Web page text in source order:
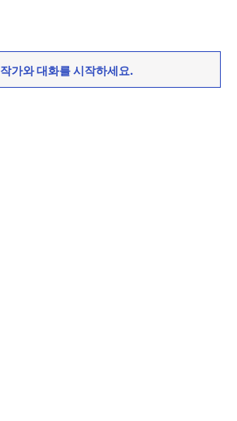
작가와 대화를 시작하세요.